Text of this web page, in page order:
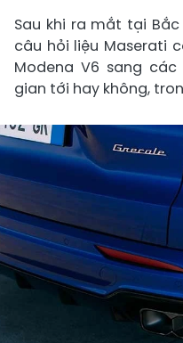
Sau khi ra mắt tại
câu hỏi liệu Maserati
Modena V6 sang
gian tới hay không,